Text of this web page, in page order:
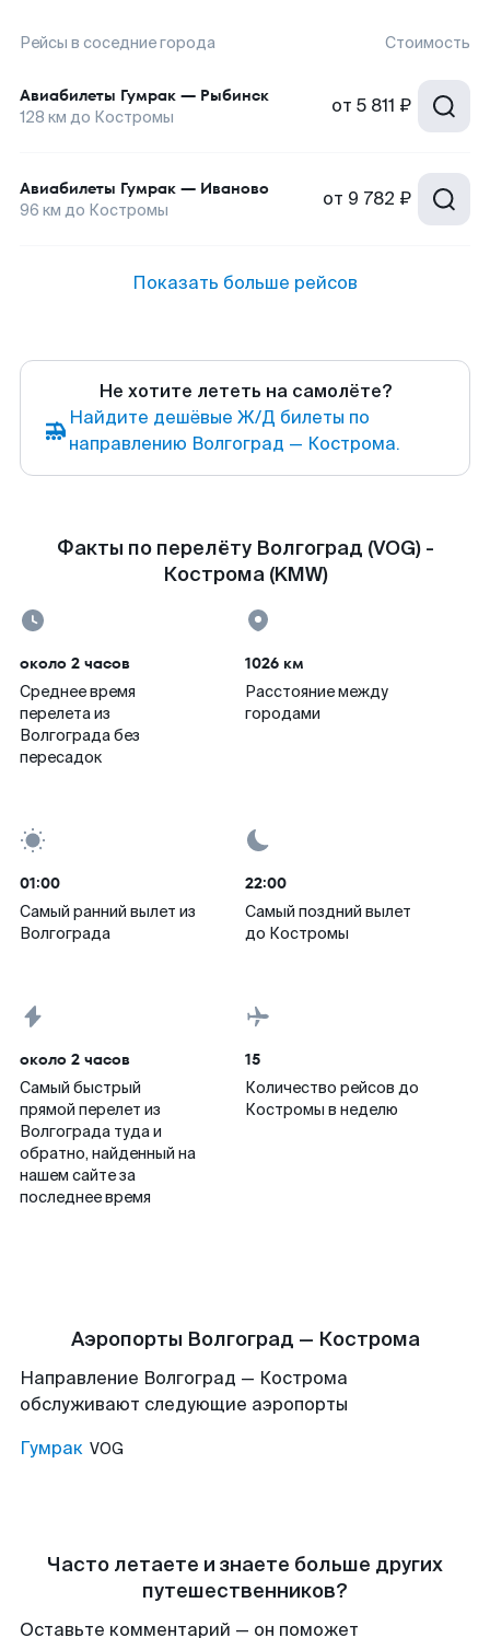
Рейсы в соседние города Стоимость
Авиабилеты Гумрак — Рыбинск
128 км до Костромы от 5 811 ₽
Авиабилеты Гумрак — Иваново
96 км до Костромы от 9 782 ₽
Показать больше рейсов
Не хотите лететь на самолёте?
Найдите дешёвые Ж/Д билеты по
направлению Волгоград — Кострома.
Факты по перелёту Волгоград (VOG) -
Кострома (KMW)
около 2 часов
Среднее время
перелета из
Волгограда без
пересадок
1026 км
Расстояние между
городами
01:00
Самый ранний вылет из
Волгограда
22:00
Самый поздний вылет
до Костромы
около 2 часов
Самый быстрый
прямой перелет из
Волгограда туда и
обратно, найденный на
нашем сайте за
последнее время
15
Количество рейсов до
Костромы в неделю
Аэропорты Волгоград — Кострома
Направление Волгоград — Кострома
обслуживают следующие аэропорты
Гумрак VOG
Часто летаете и знаете больше других
путешественников?
Оставьте комментарий — он поможет